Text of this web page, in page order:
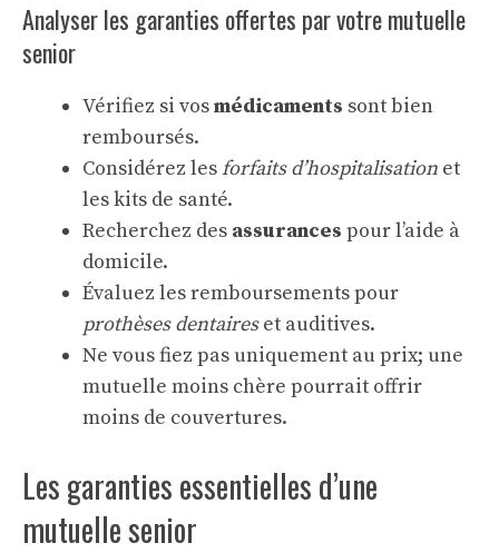
Analyser les garanties offertes par votre mutuelle
senior
Vérifiez si vosmédicaments sont bien
remboursés.
Considérez lesforfaits d’hospitalisation et
les kits de santé.
Recherchez des assurances pour l’aide à
domicile.
Évaluez les remboursements pour
prothèses dentaireset auditives.
Ne vous fiez pas uniquement au prix; une
mutuelle moins chère pourrait offrir
moins de couvertures.
Les garanties essentielles d’une
mutuelle senior